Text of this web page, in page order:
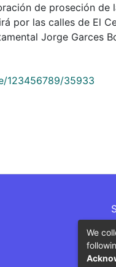
de proseción de
por las calles de El
Jorge Garces
123456789/35933
We